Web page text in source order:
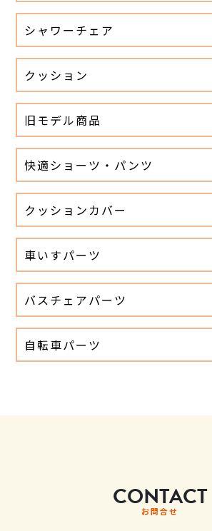
シャワーチェア
クッション
旧モデル商品
快適ショーツ・パンツ
クッションカバー
車いすパーツ
バスチェアパーツ
自転車パーツ
CONTACT
お問合せ